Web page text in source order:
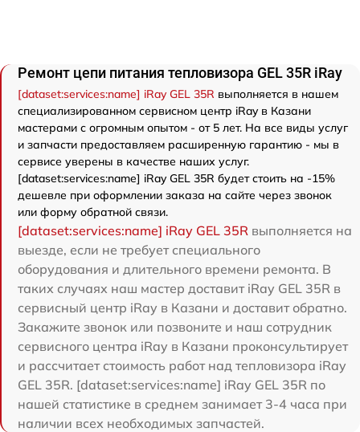
Ремонт цепи питания тепловизора GEL 35R iRay
[dataset:services:name] iRay GEL 35R выполняется в нашем
специализированном сервисном центр iRay в Казани
мастерами с огромным опытом - от 5 лет. На все виды услуг
и запчасти предоставляем расширенную гарантию - мы в
сервисе уверены в качестве наших услуг.
[dataset:services:name] iRay GEL 35R будет стоить на -15%
дешевле при оформлении заказа на сайте через звонок
или форму обратной связи.
[dataset:services:name] iRay GEL 35R выполняется на
выезде, если не требует специального
оборудования и длительного времени ремонта. В
таких случаях наш мастер доставит iRay GEL 35R в
сервисный центр iRay в Казани и доставит обратно.
Закажите звонок или позвоните и наш сотрудник
сервисного центра iRay в Казани проконсультирует
и рассчитает стоимость работ над тепловизора iRay
GEL 35R. [dataset:services:name] iRay GEL 35R по
нашей статистике в среднем занимает 3-4 часа при
наличии всех необходимых запчастей.